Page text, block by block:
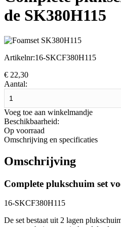
de SK380H115
Artikelnr:16-SKCF380H115
€ 22,30
Aantal:
Voeg toe aan winkelmandje
Beschikbaarheid:
Op voorraad
Omschrijving en specificaties
Omschrijving
Complete plukschuim set
16-SKCF380H115
De set bestaat uit 2 lagen